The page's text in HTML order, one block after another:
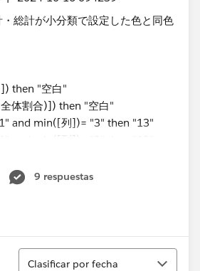
総計が小分類で設定した色と同色
then "空白"
体割合)]) then "空白"
and min([列])= "3" then "13"
and min([列])= "2" then "12"
and min([列])= "1" then "11"
and min([列])= "3" then "23"
and min([列])= "1" then "21"
and min([列])= "1" then "31"
9 respuestas
Ordenar
Clasificar por fecha